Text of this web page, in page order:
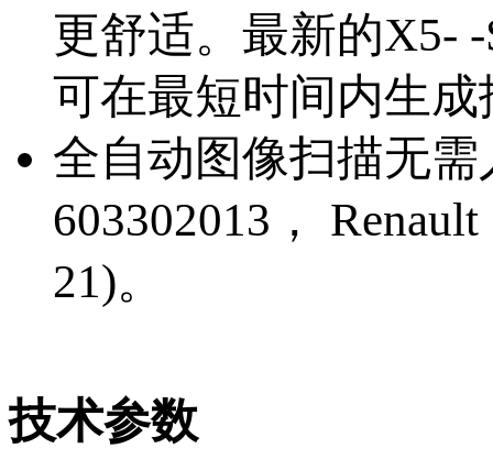
更舒适。最新的X5-
可在最短时间内生成
全自动图像扫描无
603302013，
21)。
技术参数